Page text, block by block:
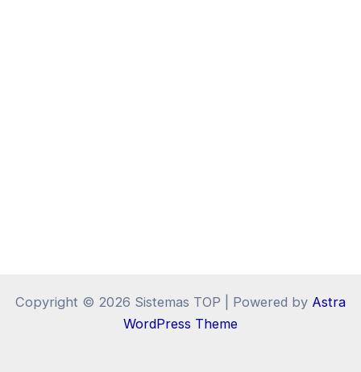
Copyright © 2026 Sistemas TOP | Powered by Astra
WordPress Theme